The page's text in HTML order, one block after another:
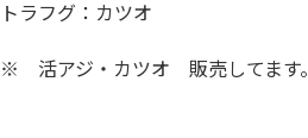
トラフグ：カツオ
※ 活アジ・カツオ 販売してます。